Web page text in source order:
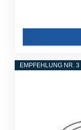
EMPFEHLUNG NR. 3